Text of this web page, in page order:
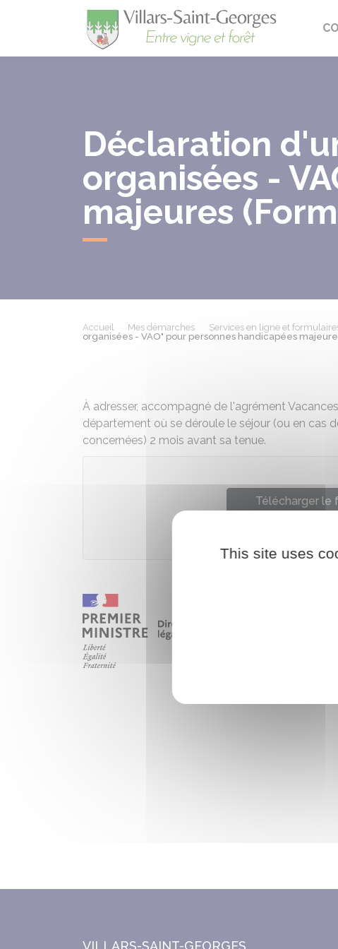
Villars-
Déclaration
organisées -
majeures
Accueil Mes démarches Services en ligne et
organisées - VAO" pour personnes handicapées
À adresser, accompagné de l'agrément
département où se déroule le séjour (ou en cas
concernées) 2 mois avant sa tenue.
Télécharger le
This site uses